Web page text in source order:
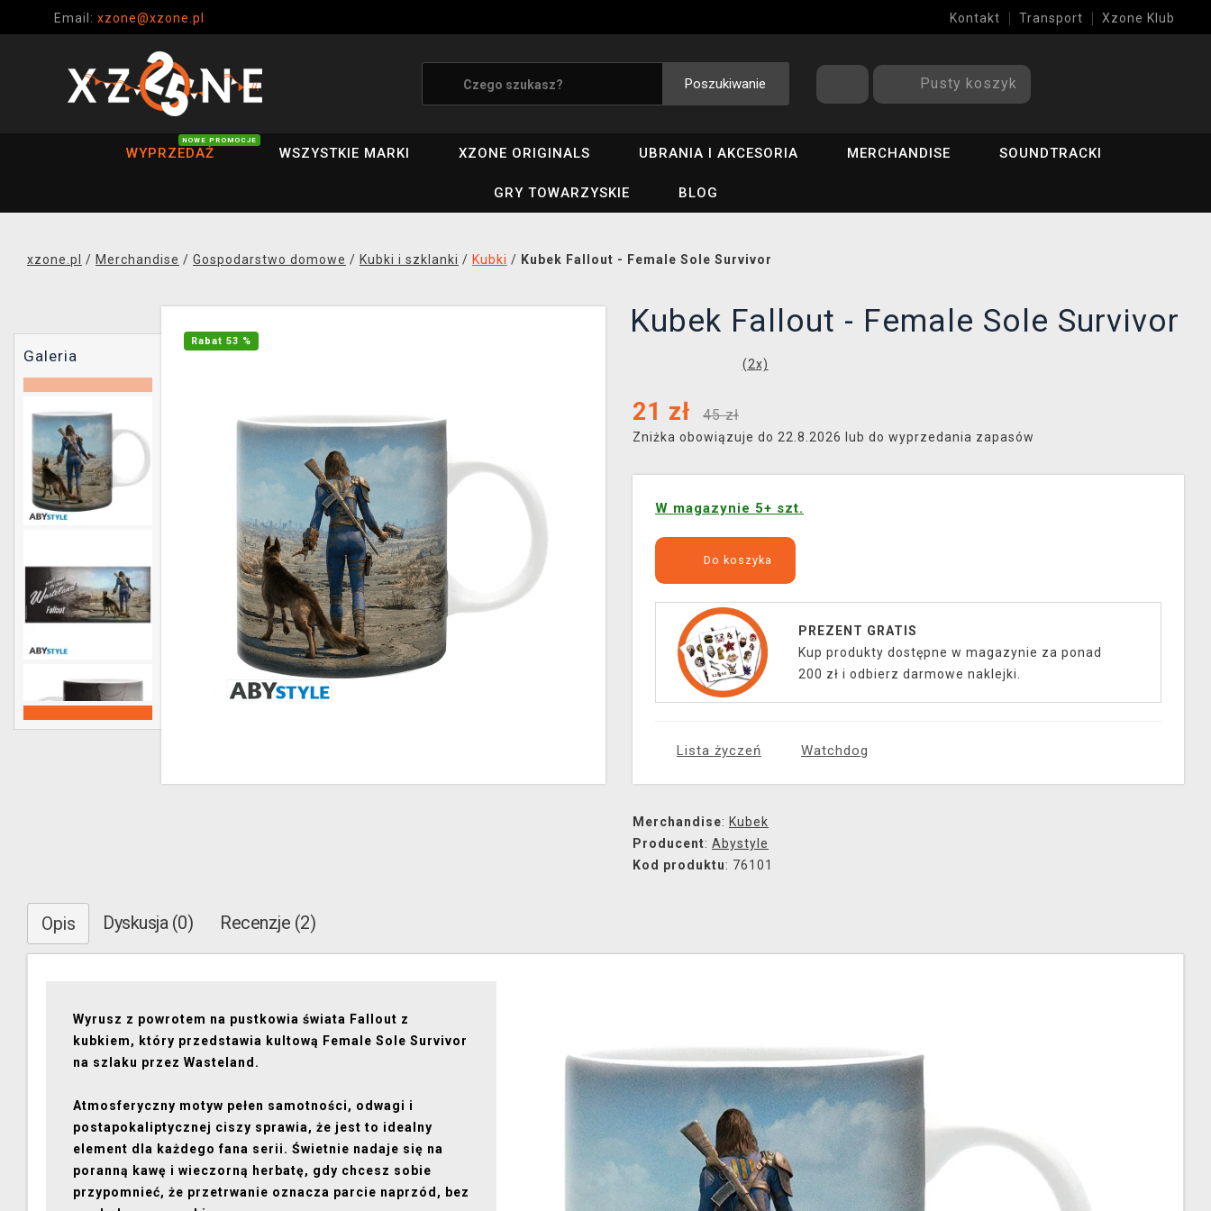
Email: xzone@xzone.pl Kontakt Transport Xzone Klub
Poszukiwanie Pusty koszyk
WYPRZEDAŻ
NOWE PROMOCJE
WSZYSTKIE MARKI XZONE ORIGINALS UBRANIA I AKCESORIA MERCHANDISE SOUNDTRACKI
GRY TOWARZYSKIE BLOG
xzone.pl / Merchandise / Gospodarstwo domowe / Kubki i szklanki / Kubki / Kubek Fallout - Female Sole Survivor
Galeria
Rabat 53 %
Kubek Fallout - Female Sole Survivor
(2x)
21 zł 45 zł
Zniżka obowiązuje do 22.8.2026 lub do wyprzedania zapasów
W magazynie 5+ szt.
Do koszyka
PREZENT GRATIS
Kup produkty dostępne w magazynie za ponad
200 zł i odbierz darmowe naklejki.
Lista życzeń Watchdog
Merchandise: Kubek
Producent: Abystyle
Kod produktu: 76101
Opis Dyskusja (0) Recenzje (2)
Wyrusz z powrotem na pustkowia świata Fallout z
kubkiem, który przedstawia kultową Female Sole Survivor
na szlaku przez Wasteland.
Atmosferyczny motyw pełen samotności, odwagi i
postapokaliptycznej ciszy sprawia, że jest to idealny
element dla każdego fana serii. Świetnie nadaje się na
poranną kawę i wieczorną herbatę, gdy chcesz sobie
przypomnieć, że przetrwanie oznacza parcie naprzód, bez